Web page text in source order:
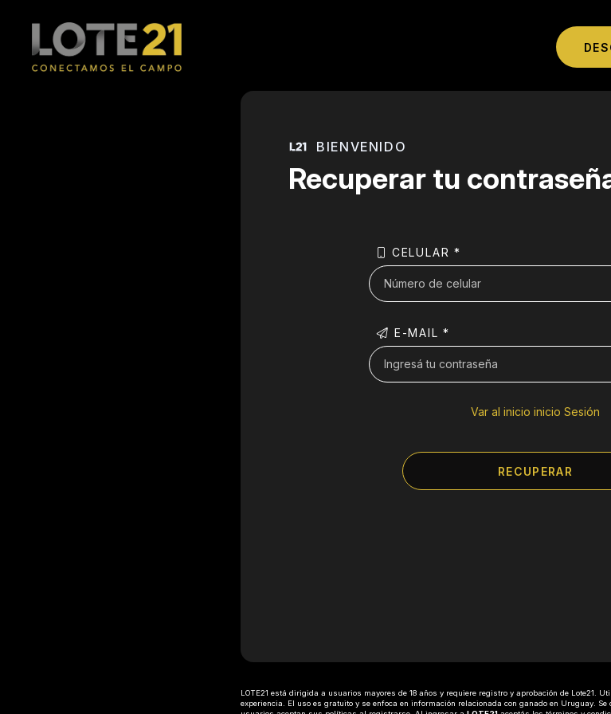
BIENVENIDO
Recuperar tu
CELULAR *
E-MAIL *
Var al inicio inicio Sesión
RECUPERAR
LOTE21 está dirigida a usuarios mayores de 18 años y requiere registro y aprobación de Lote21.
experiencia. El uso es gratuito y se enfoca en información relacionada con ganado en Uruguay.